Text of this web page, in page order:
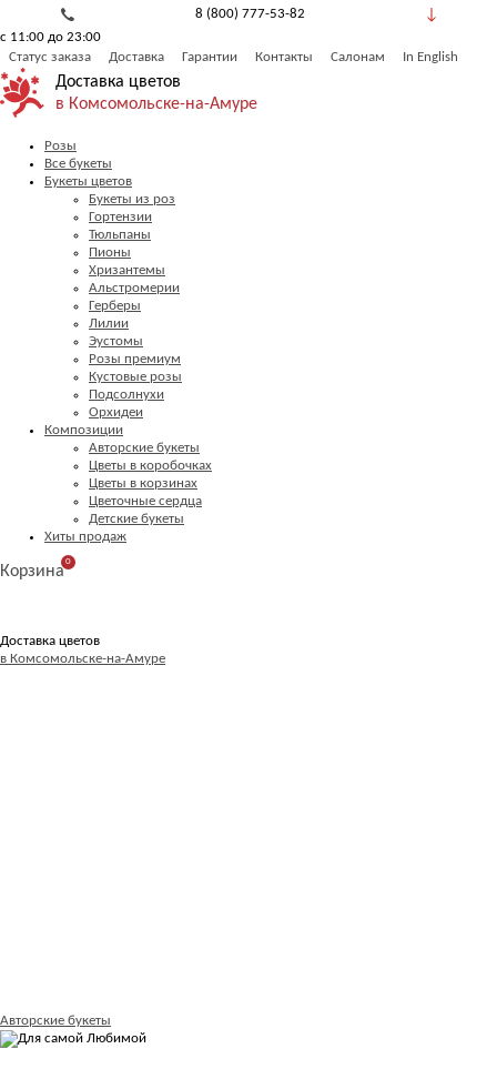
8 (800) 777-53-82
с 11:00 до 23:00
Статус заказа
Доставка Гарантии Контакты Салонам In English
Доставка цветов
в Комсомольске-на-Амуре
Розы
Все букеты
Букеты цветов
Букеты из роз
Гортензии
Тюльпаны
Пионы
Хризантемы
Альстромерии
Герберы
Лилии
Эустомы
Розы премиум
Кустовые розы
Подсолнухи
Орхидеи
Композиции
Авторские букеты
Цветы в коробочках
Цветы в корзинах
Цветочные сердца
Детские букеты
Хиты продаж
Корзина
0
Доставка цветов
в Комсомольске-на-Амуре
Авторские букеты